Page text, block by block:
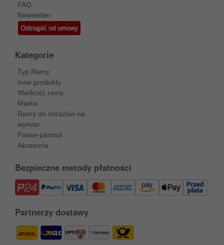
FAQ
Newsletter
Odstąpić od umowy
Kategorie
Typ Ramy
Inne produkty
Wielkość ramy
Marka
Ramy do obrazów na
wymiar
Passe-partout
Akcesoria
Bezpieczne metody płatności
Partnerzy dostawy